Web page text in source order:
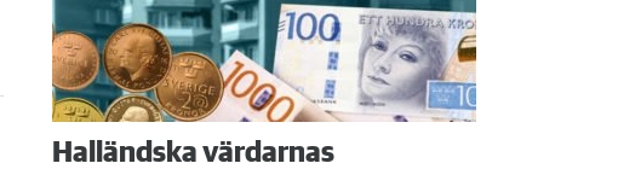
Halländska värdarnas